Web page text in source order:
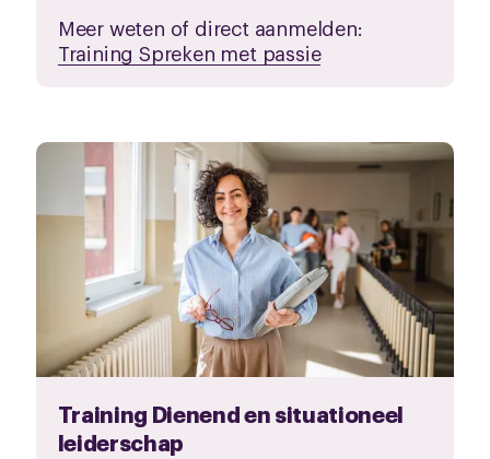
Meer weten of direct aanmelden:
Training Spreken met passie
Training Dienend en situationeel
leiderschap